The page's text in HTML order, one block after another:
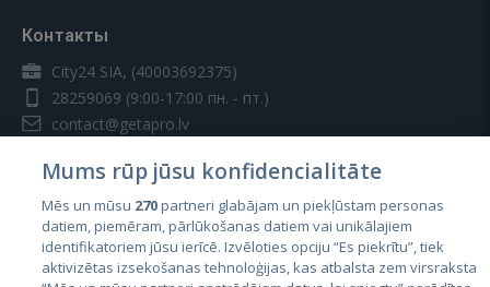
Контакты
City24 SIA, (40003692375)
28259069 (9:00-17:00 пн. - пт.)
contact@getapro.lv
Страны
Mums rūp jūsu konfidencialitāte
Mēs un mūsu 270partneri glabājam un piekļūstam personas
datiem, piemēram, pārlūkošanas datiem vai unikālajiem
identifikatoriem jūsu ierīcē. Izvēloties opciju “Es piekrītu”, tiek
aktivizētas izsekošanas tehnoloģijas, kas atbalsta zem virsraksta